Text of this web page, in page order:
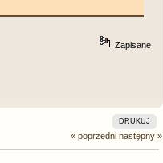
Zapisane
DRUKUJ
« poprzedni następny »